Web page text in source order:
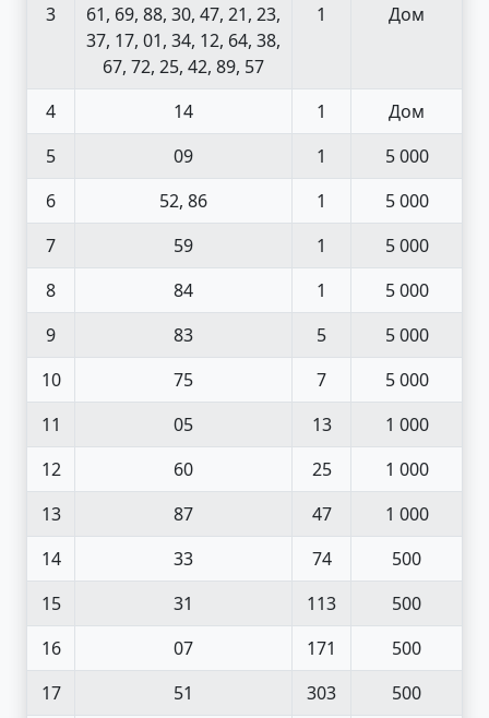
3
61, 69, 88, 30, 47, 21, 23,
37, 17, 01, 34, 12, 64, 38,
67, 72, 25, 42, 89, 57
1 Дом
4 14 1
Дом
5
09 1
5 000
6
52, 86 1
5 000
7
59 1
5 000
8
84 1
5 000
9
83 5
5 000
10
75 7
5 000
11
05 13
1 000
12
60 25
1 000
13
87 47
1 000
14
33 74
500
15
31 113
500
16
07 171
500
17
51 303 500